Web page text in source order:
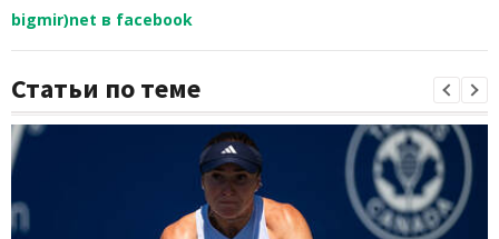
bigmir)net в facebook
Статьи по теме